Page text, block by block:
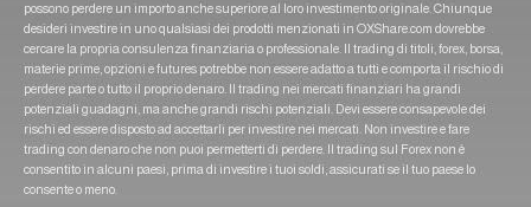
possono perdere un importo anche superiore al loro investimento originale. Chiunque
desideri investire in uno qualsiasi dei prodotti menzionati in OXShare.com dovrebbe
cercare la propria consulenza finanziaria o professionale. Il trading di titoli, forex, borsa,
materie prime, opzioni e futures potrebbe non essere adatto a tutti e comporta il rischio di
perdere parte o tutto il proprio denaro. Il trading nei mercati finanziari ha grandi
potenziali guadagni, ma anche grandi rischi potenziali. Devi essere consapevole dei
rischi ed essere disposto ad accettarli per investire nei mercati. Non investire e fare
trading con denaro che non puoi permetterti di perdere. Il trading sul Forex non è
consentito in alcuni paesi, prima di investire i tuoi soldi, assicurati se il tuo paese lo
consente o meno.